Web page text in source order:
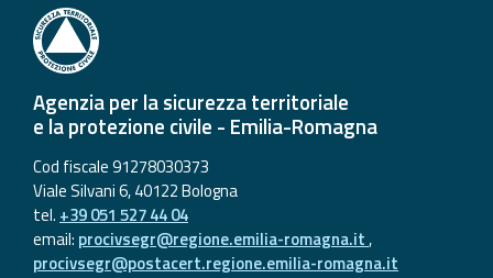
Agenzia per la sicurezza territoriale
e la protezione civile - Emilia-Romagna
Cod fiscale 91278030373
Viale Silvani 6, 40122 Bologna
tel. +39 051 527 44 04
email: procivsegr@regione.emilia-romagna.it,
procivsegr@postacert.regione.emilia-romagna.it